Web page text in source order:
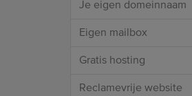
Je eigen domeinnaam
Eigen mailbox
Gratis hosting
Reclamevrije website